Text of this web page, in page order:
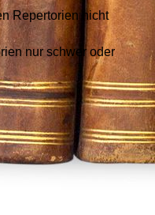
Repertorien nicht
nur schwer oder